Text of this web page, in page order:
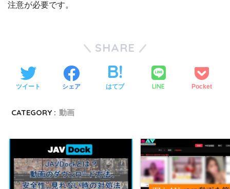
注意が必要です。
SHARE
ツイート シェア はてブ LINE Pocket
CATEGORY : 動画